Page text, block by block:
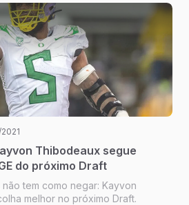
Thibodeaux segue
do próximo Draft
tem como negar: Kayvon
melhor no próximo Draft.